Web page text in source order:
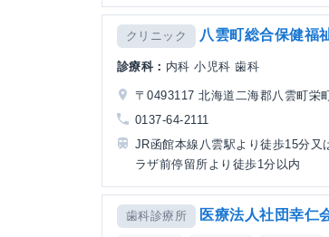
クリニック 八雲町総合保健福
診療科： 内科 小児科 歯科
〒0493117 北海道二海郡八雲町栄
0137-64-2111
JR函館本線八雲駅より徒歩15分又
ラザ前停留所より徒歩1分以内
歯科診療所 医療法人社団幸仁